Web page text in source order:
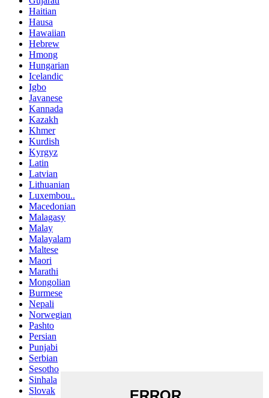
Haitian
Hausa
Hawaiian
Hebrew
Hmong
Hungarian
Icelandic
Igbo
Javanese
Kannada
Kazakh
Khmer
Kurdish
Kyrgyz
Latin
Latvian
Lithuanian
Luxembou..
Macedonian
Malagasy
Malay
Malayalam
Maltese
Maori
Marathi
Mongolian
Burmese
Nepali
Norwegian
Pashto
Persian
Punjabi
Serbian
Sesotho
Sinhala
Slovak